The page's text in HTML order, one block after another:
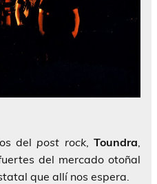
del post rock,Toundra
del mercado otoñal
que allí nos espera.